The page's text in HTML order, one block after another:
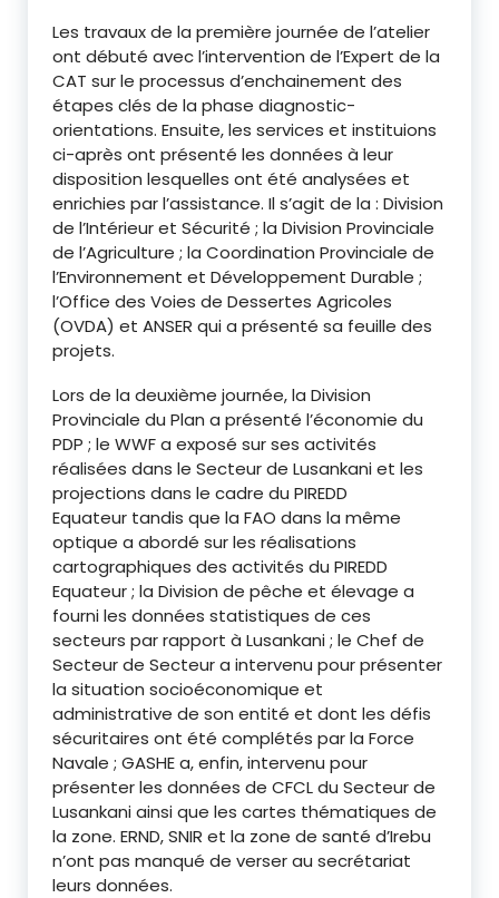
Les travaux de la première journée de l’atelier
ont débuté avec l’intervention de l’Expert de la
CAT sur le processus d’enchainement des
étapes clés de la phase diagnostic-
orientations. Ensuite, les services et instituions
ci-après ont présenté les données à leur
disposition lesquelles ont été analysées et
enrichies par l’assistance. Il s’agit de la : Division
de l’Intérieur et Sécurité ; la Division Provinciale
de l’Agriculture ; la Coordination Provinciale de
l’Environnement et Développement Durable ;
l’Office des Voies de Dessertes Agricoles
(OVDA) et ANSER qui a présenté sa feuille des
projets.
Lors de la deuxième journée, la Division
Provinciale du Plan a présenté l’économie du
PDP ; le WWF a exposé sur ses activités
réalisées dans le Secteur de Lusankani et les
projections dans le cadre du PIREDD
Equateur tandis que la FAO dans la même
optique a abordé sur les réalisations
cartographiques des activités du PIREDD
Equateur ; la Division de pêche et élevage a
fourni les données statistiques de ces
secteurs par rapport à Lusankani ; le Chef de
Secteur de Secteur a intervenu pour présenter
la situation socioéconomique et
administrative de son entité et dont les défis
sécuritaires ont été complétés par la Force
Navale ; GASHE a, enfin, intervenu pour
présenter les données de CFCL du Secteur de
Lusankani ainsi que les cartes thématiques de
la zone. ERND, SNIR et la zone de santé d’Irebu
n’ont pas manqué de verser au secrétariat
leurs données.